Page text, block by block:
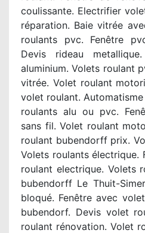
coulissante. Electrifier
réparation. Baie vitrée
roulants pvc. Fenêtre
Devis rideau
aluminium. Volets roulant
vitrée. Volet roulant
volet roulant.
roulants alu ou pvc.
sans fil. Volet roulant
roulant bubendorff prix.
Volets roulants électrique.
roulant electrique. Volets
bubendorff Le Thuit-
bloqué. Fenêtre avec
bubendorf. Devis volet
roulant rénovation. Volet